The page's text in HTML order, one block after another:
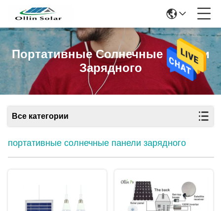
Портативные Солнечные Панели
Зарядного
Все категории
портативные солнечные панели зарядного